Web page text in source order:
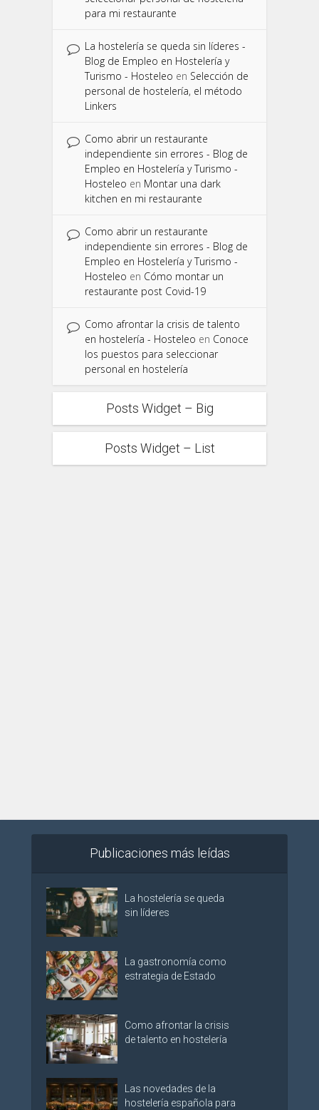
para mi restaurante
La hostelería se queda sin líderes -
Blog de Empleo en Hostelería y
Turismo - Hosteleo en Selección de
personal de hostelería, el método
Linkers
Como abrir un restaurante
independiente sin errores - Blog de
Empleo en Hostelería y Turismo -
Hosteleo en Montar una dark
kitchen en mi restaurante
Como abrir un restaurante
independiente sin errores - Blog de
Empleo en Hostelería y Turismo -
Hosteleo en Cómo montar un
restaurante post Covid-19
Como afrontar la crisis de talento
en hostelería - Hosteleo en Conoce
los puestos para seleccionar
personal en hostelería
Posts Widget – Big
Posts Widget – List
Publicaciones más leídas
La hostelería se queda
sin líderes
La gastronomía como
estrategia de Estado
Como afrontar la crisis
de talento en hostelería
Las novedades de la
hostelería española para